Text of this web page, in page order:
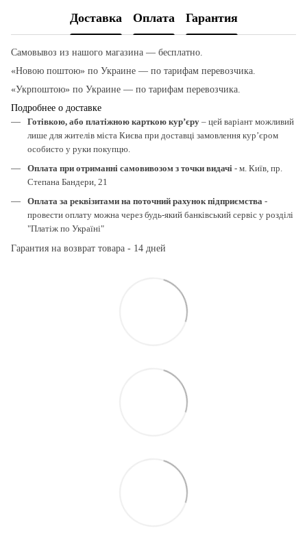
Доставка Оплата Гарантия
Самовывоз из нашого магазина — бесплатно.
«Новою поштою» по Украине — по тарифам перевозчика.
«Укрпоштою» по Украине — по тарифам перевозчика.
Подробнее о доставке
Готівкою, або платіжною карткою кур’єру – цей варіант можливий
лише для жителів міста Києва при доставці замовлення кур’єром
особисто у руки покупцю.
Оплата при отриманні самовивозом з точки видачі - м. Київ, пр.
Степана Бандери, 21
Оплата за реквізитами на поточний рахунок підприємства -
провести оплату можна через будь-який банківський сервіс у розділі
"Платіж по Україні"
Гарантия на возврат товара - 14 дней